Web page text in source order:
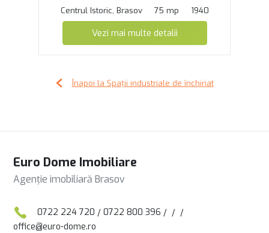
Centrul Istoric, Brasov
75 mp 1940
Vezi mai multe detalii
Înapoi la Spații industriale de închiriat
Euro Dome Imobiliare
Agenție imobiliară Brasov
0722 224 720 / 0722 800 396 / / /
office@euro-dome.ro